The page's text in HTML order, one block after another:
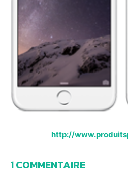
http://
1 COMMENTAIRE